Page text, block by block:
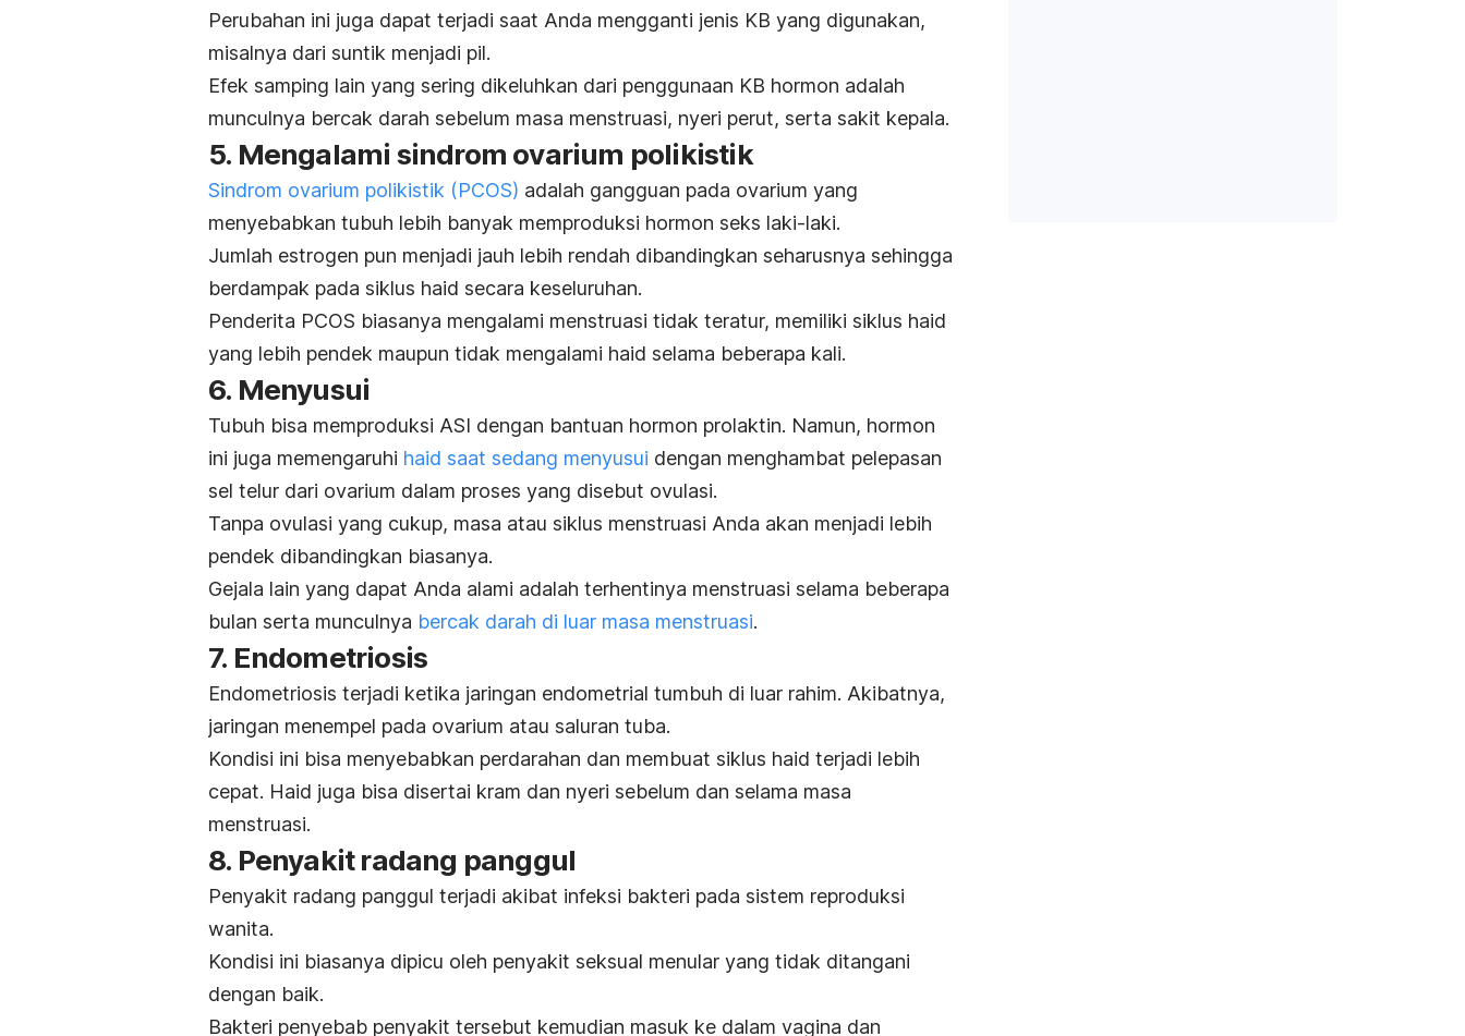
Perubahan ini juga dapat terjadi saat Anda mengganti jenis KB yang digunakan,
misalnya dari suntik menjadi pil.
Efek samping lain yang sering dikeluhkan dari penggunaan KB hormon adalah
munculnya bercak darah sebelum masa menstruasi, nyeri perut, serta sakit kepala.
5. Mengalami sindrom ovarium polikistik
Sindrom ovarium polikistik (PCOS) adalah gangguan pada ovarium yang
menyebabkan tubuh lebih banyak memproduksi hormon seks laki-laki.
Jumlah estrogen pun menjadi jauh lebih rendah dibandingkan seharusnya sehingga
berdampak pada siklus haid secara keseluruhan.
Penderita PCOS biasanya mengalami menstruasi tidak teratur, memiliki siklus haid
yang lebih pendek maupun tidak mengalami haid selama beberapa kali.
6. Menyusui
Tubuh bisa memproduksi ASI dengan bantuan hormon prolaktin. Namun, hormon
ini juga memengaruhi haid saat sedang menyusui dengan menghambat pelepasan
sel telur dari ovarium dalam proses yang disebut ovulasi.
Tanpa ovulasi yang cukup, masa atau siklus menstruasi Anda akan menjadi lebih
pendek dibandingkan biasanya.
Gejala lain yang dapat Anda alami adalah terhentinya menstruasi selama beberapa
bulan serta munculnya bercak darah di luar masa menstruasi.
7. Endometriosis
Endometriosis terjadi ketika jaringan endometrial tumbuh di luar rahim. Akibatnya,
jaringan menempel pada ovarium atau saluran tuba.
Kondisi ini bisa menyebabkan perdarahan dan membuat siklus haid terjadi lebih
cepat. Haid juga bisa disertai kram dan nyeri sebelum dan selama masa
menstruasi.
8. Penyakit radang panggul
Penyakit radang panggul terjadi akibat infeksi bakteri pada sistem reproduksi
wanita.
Kondisi ini biasanya dipicu oleh penyakit seksual menular yang tidak ditangani
dengan baik.
Bakteri penyebab penyakit tersebut kemudian masuk ke dalam vagina dan